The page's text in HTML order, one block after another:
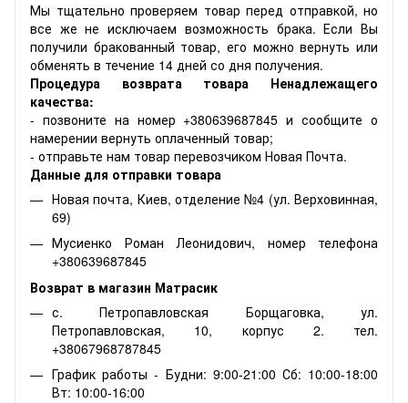
Мы тщательно проверяем товар перед отправкой, но
все же не исключаем возможность брака. Если Вы
получили бракованный товар, его можно вернуть или
обменять в течение 14 дней со дня получения.
Процедура возврата товара Ненадлежащего
качества:
- позвоните на номер +380639687845 и сообщите о
намерении вернуть оплаченный товар;
- отправьте нам товар перевозчиком Новая Почта.
Данные для отправки товара
Новая почта, Киев, отделение №4 (ул. Верховинная,
69)
Мусиенко Роман Леонидович, номер телефона
+380639687845
Возврат в магазин Матрасик
с. Петропавловская Борщаговка, ул.
Петропавловская, 10, корпус 2. тел.
+38067968787845
График работы - Будни: 9:00-21:00 Сб: 10:00-18:00
Вт: 10:00-16:00